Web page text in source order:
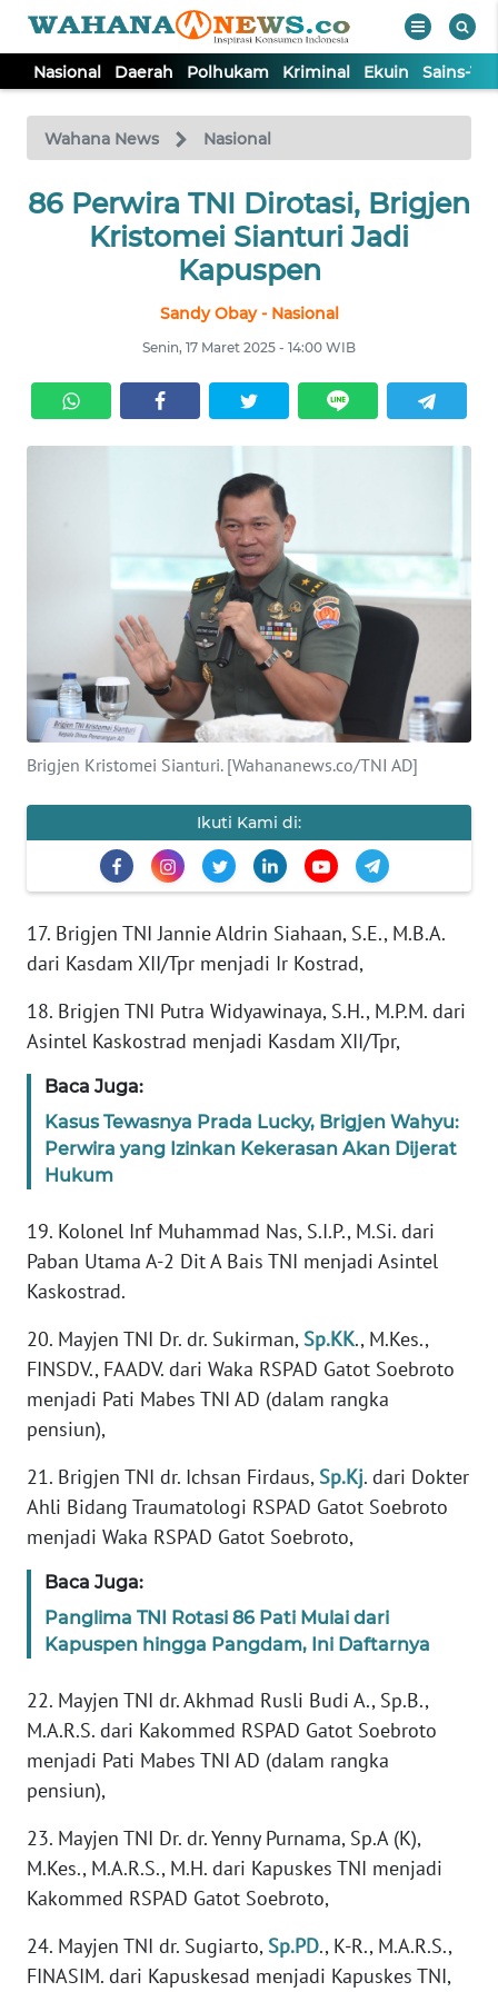
Nasional Daerah Polhukam Kriminal Ekuin Sains-
Wahana News Nasional
86 Perwira TNI Dirotasi, Brigjen
Kristomei Sianturi Jadi
Kapuspen
Sandy Obay - Nasional
Senin, 17 Maret 2025 - 14:00 WIB
Brigjen Kristomei Sianturi. [Wahananews.co/TNI AD]
Ikuti Kami di:
17. Brigjen TNI Jannie Aldrin Siahaan, S.E., M.B.A.
dari Kasdam XII/Tpr menjadi Ir Kostrad,
18. Brigjen TNI Putra Widyawinaya, S.H., M.P.M. dari
Asintel Kaskostrad menjadi Kasdam XII/Tpr,
Baca Juga:
Kasus Tewasnya Prada Lucky, Brigjen Wahyu:
Perwira yang Izinkan Kekerasan Akan Dijerat
Hukum
19. Kolonel Inf Muhammad Nas, S.I.P., M.Si. dari
Paban Utama A-2 Dit A Bais TNI menjadi Asintel
Kaskostrad.
20. Mayjen TNI Dr. dr. Sukirman, Sp.KK., M.Kes.,
FINSDV., FAADV. dari Waka RSPAD Gatot Soebroto
menjadi Pati Mabes TNI AD (dalam rangka
pensiun),
21. Brigjen TNI dr. Ichsan Firdaus, Sp.Kj. dari Dokter
Ahli Bidang Traumatologi RSPAD Gatot Soebroto
menjadi Waka RSPAD Gatot Soebroto,
Baca Juga:
Panglima TNI Rotasi 86 Pati Mulai dari
Kapuspen hingga Pangdam, Ini Daftarnya
22. Mayjen TNI dr. Akhmad Rusli Budi A., Sp.B.,
M.A.R.S. dari Kakommed RSPAD Gatot Soebroto
menjadi Pati Mabes TNI AD (dalam rangka
pensiun),
23. Mayjen TNI Dr. dr. Yenny Purnama, Sp.A (K),
M.Kes., M.A.R.S., M.H. dari Kapuskes TNI menjadi
Kakommed RSPAD Gatot Soebroto,
24. Mayjen TNI dr. Sugiarto, Sp.PD., K-R., M.A.R.S.,
FINASIM. dari Kapuskesad menjadi Kapuskes TNI,
TV
Tutup
NASIONAL
KRIMINAL
EKUIN
INTERNASIONAL
SERBA-SERBI
PENDIDIKAN
EDITORIAL
Informasi
INDEKS
BERITA
KONTAK
KAMI
IKLAN
TENTANG
PEDOMAN
MEDIA
SIBER
REDAKSI
KARIR
DISCLAIMER
Wahana
Regional
WN
SUMUT
WN
JAKARTA
JABAR